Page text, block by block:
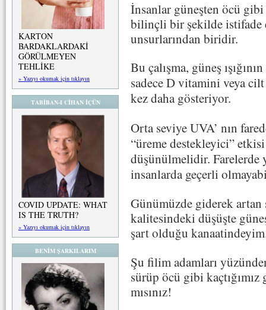
KARTON
BARDAKLARDAKİ
GÖRÜLMEYEN
TEHLİKE
» Yazıyı okumak için tıklayın
TABİBAN-I CİHAN İÇÜN
COVID UPDATE: WHAT
IS THE TRUTH?
» Yazıyı okumak için tıklayın
BENİM ŞARKILARIM
İnsanlar güneşten öcü gibi
bilinçli bir şekilde istifade
unsurlarından biridir.
Bu çalışma, güneş
sadece D vitamini veya
kez daha gösteriyor.
Orta seviye UVA’ nın
“üreme destekleyici”
düşünülmelidir. Farelerde
insanlarda geçerli
Günümüzde giderek artan
kalitesindeki düşüşte
şart olduğu
Şu filim adamları
sürüp öcü gibi kaçtığımız
mısınız!